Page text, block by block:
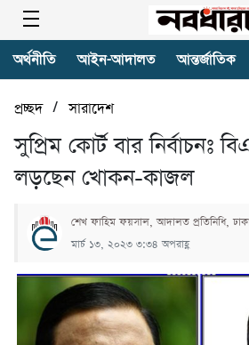
অর্থনীতি আইন-আদালত আন্তর্জাতিক
প্রচ্ছদ/সারাদেশ
সুপ্রিম কোর্ট বার নির্বাচনঃ
লড়ছেন খোকন-কাজল
শেখ ফাহিম ফয়সাল, আদালত প্রতিনিধি,
মার্চ ১৩, ২০২৩ ৩:৩৪ অপরাহ্ণ